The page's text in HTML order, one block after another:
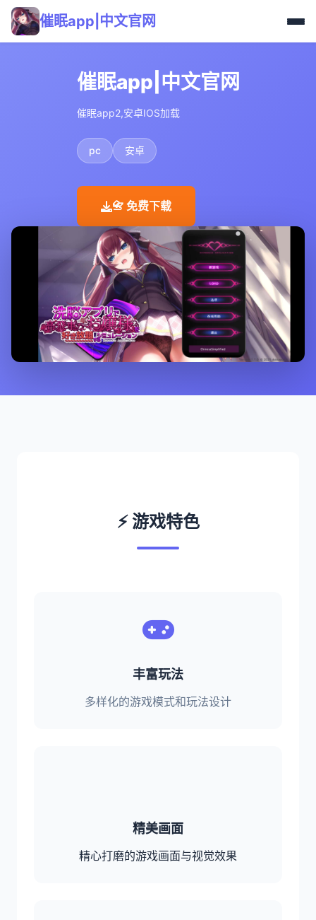
催眠app|中文官网
催眠app|中文官网
催眠app2,安卓IOS加载
pc 安卓
📇 免费下载
⚡ 游戏特色
丰富玩法
多样化的游戏模式和玩法设计
精美画面
精心打磨的游戏画面与视觉效果